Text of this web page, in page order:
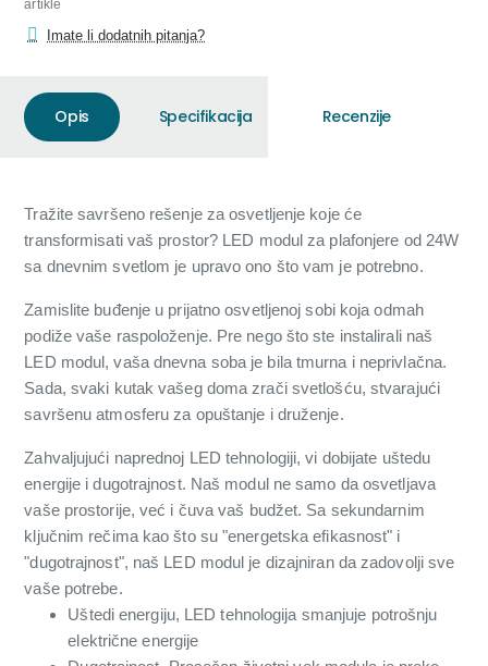
artikle
Imate li dodatnih pitanja?
Opis Specifikacija Recenzije
Tražite savršeno rešenje za osvetljenje koje će
transformisati vaš prostor? LED modul za plafonjere od 24W
sa dnevnim svetlom je upravo ono što vam je potrebno.
Zamislite buđenje u prijatno osvetljenoj sobi koja odmah
podiže vaše raspoloženje. Pre nego što ste instalirali naš
LED modul, vaša dnevna soba je bila tmurna i neprivlačna.
Sada, svaki kutak vašeg doma zrači svetlošću, stvarajući
savršenu atmosferu za opuštanje i druženje.
Zahvaljujući naprednoj LED tehnologiji, vi dobijate uštedu
energije i dugotrajnost. Naš modul ne samo da osvetljava
vaše prostorije, već i čuva vaš budžet. Sa sekundarnim
ključnim rečima kao što su "energetska efikasnost" i
"dugotrajnost", naš LED modul je dizajniran da zadovolji sve
vaše potrebe.
Uštedi energiju, LED tehnologija smanjuje potrošnju
električne energije